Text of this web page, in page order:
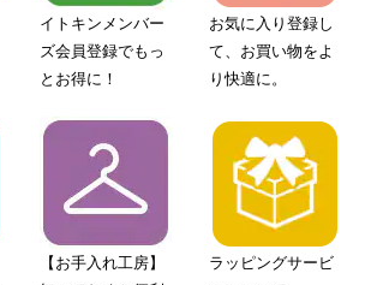
イトキンメンバー
ズ会員登録でもっ
とお得に！
お気に入り登録し
て、お買い物をよ
り快適に。
【お手入れ工房】
ラッピングサービ